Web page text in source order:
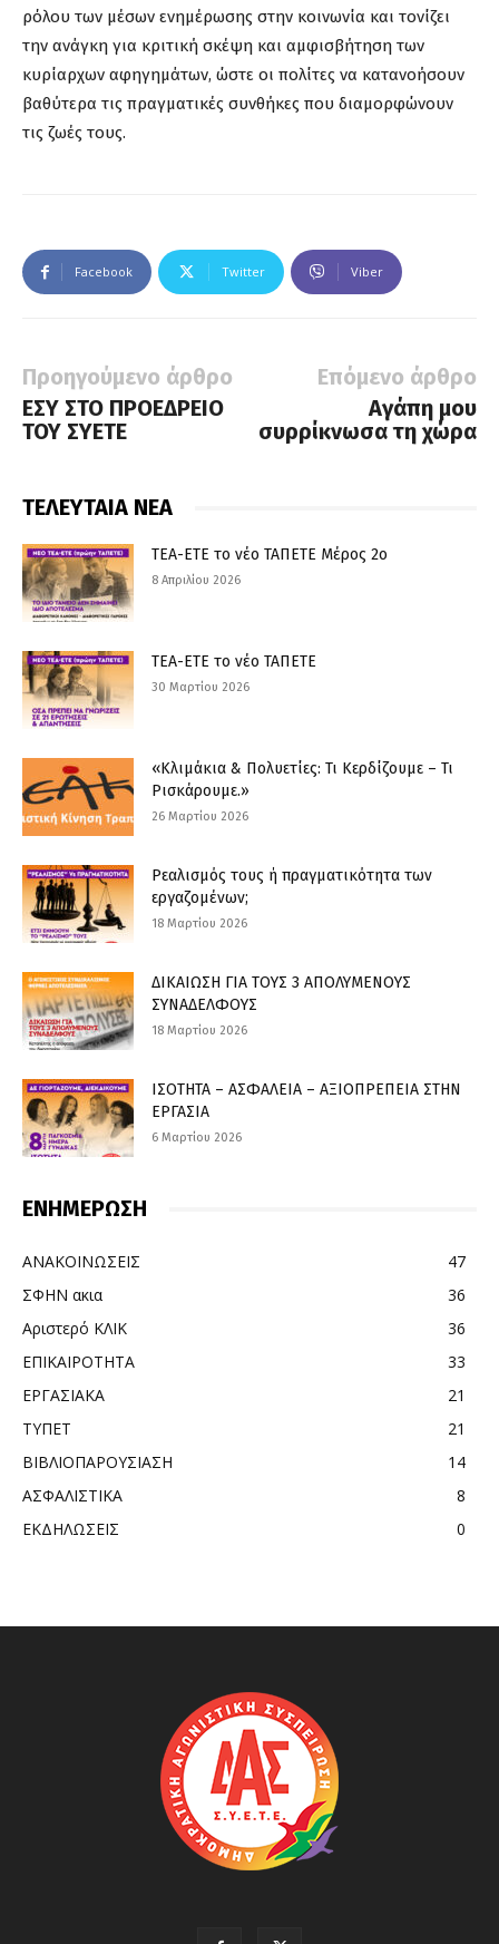
ρόλου των μέσων ενημέρωσης στην κοινωνία και τονίζει
την ανάγκη για κριτική σκέψη και αμφισβήτηση των
κυρίαρχων αφηγημάτων, ώστε οι πολίτες να κατανοήσουν
βαθύτερα τις πραγματικές συνθήκες που διαμορφώνουν
τις ζωές τους.
Facebook Twitter Viber
Προηγούμενο άρθρο
ΕΣΥ ΣΤΟ ΠΡΟΕΔΡΕΙΟ
ΤΟΥ ΣΥΕΤΕ
Επόμενο άρθρο
Αγάπη μου
συρρίκνωσα τη χώρα
ΤΕΛΕΥΤΑΙΑ ΝΕΑ
ΤΕΑ-ΕΤΕ το νέο ΤΑΠΕΤΕ Μέρος 2ο
8 Απριλίου 2026
ΤΕΑ-ΕΤΕ το νέο ΤΑΠΕΤΕ
30 Μαρτίου 2026
«Κλιμάκια & Πολυετίες: Τι Κερδίζουμε – Τι
Ρισκάρουμε.»
26 Μαρτίου 2026
Ρεαλισμός τους ή πραγματικότητα των
εργαζομένων;
18 Μαρτίου 2026
ΔΙΚΑΙΩΣΗ ΓΙΑ ΤΟΥΣ 3 ΑΠΟΛΥΜΕΝΟΥΣ
ΣΥΝΑΔΕΛΦΟΥΣ
18 Μαρτίου 2026
ΙΣΟΤΗΤΑ – ΑΣΦΑΛΕΙΑ – ΑΞΙΟΠΡΕΠΕΙΑ ΣΤΗΝ
ΕΡΓΑΣΙΑ
6 Μαρτίου 2026
ΕΝΗΜΕΡΩΣΗ
ΑΝΑΚΟΙΝΩΣΕΙΣ
47
ΣΦΗΝ ακια
36
Αριστερό ΚΛΙΚ
36
ΕΠΙΚΑΙΡΟΤΗΤΑ
33
ΕΡΓΑΣΙΑΚΑ
21
ΤΥΠΕΤ
21
ΒΙΒΛΙΟΠΑΡΟΥΣΙΑΣΗ
14
ΑΣΦΑΛΙΣΤΙΚΑ
8
ΕΚΔΗΛΩΣΕΙΣ
0